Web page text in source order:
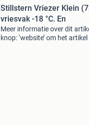
Stillstern Vriezer Klein
vriesvak -18 °C. En
Meer informatie over dit
knop: ‘website’ om het